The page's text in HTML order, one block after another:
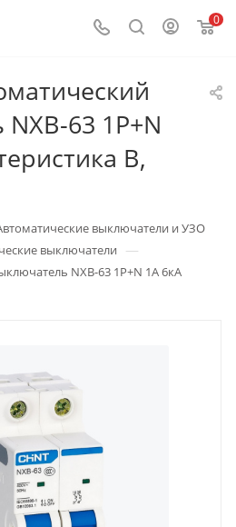
0
63 1P+N
B,
выключатели и УЗО
выключатели —
NXB-63 1P+N 1А 6кА